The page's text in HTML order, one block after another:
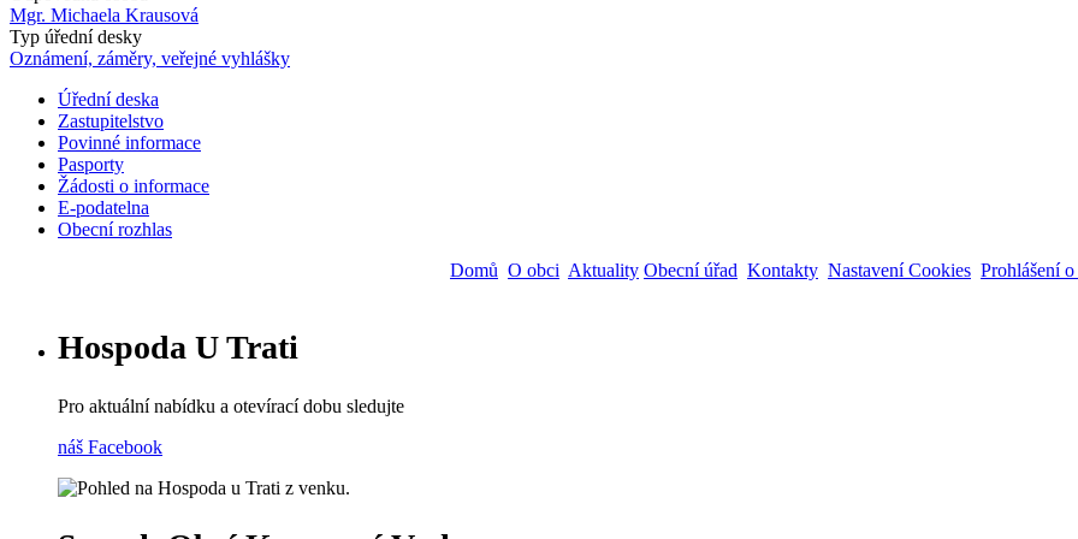
Mgr. Michaela Krausová
Typ úřední desky
Oznámení, záměry, veřejné vyhlášky
Main
navigation
Úřední deska
Zastupitelstvo
Povinné informace
Pasporty
Žádosti o informace
E-podatelna
Obecní rozhlas
Domů O obci Aktuality Obecní úřad Kontakty Nastavení Cookies Prohlášení
Hospoda U Trati
Pro aktuální nabídku a otevírací dobu sledujte
náš Facebook